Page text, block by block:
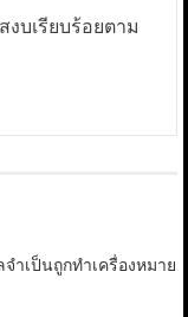
งบเรียบร้อยตาม
ำเป็นถูกทำเครื่องหมาย